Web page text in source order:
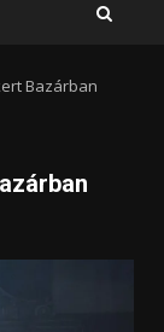
Bazárban